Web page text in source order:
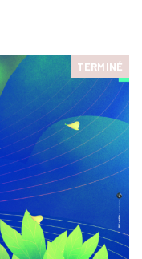
TERMINÉ